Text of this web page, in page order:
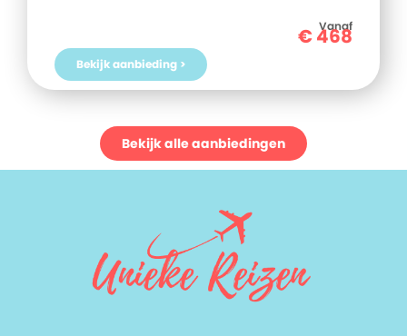
Vanaf
€468
Bekijk aanbieding >
Bekijk alle aanbiedingen